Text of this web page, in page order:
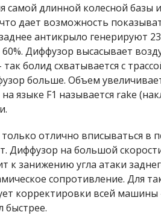
самой длинной колесной базы
дает возможность
антикрыло генерируют
Диффузор высасывает
болид схватывается с
больше. Объем
языке F1 называется rake
отлично вписываться в
Диффузор на большой
к занижению угла атаки
сопротивление. Для
корректировки всей машины
быстрее.